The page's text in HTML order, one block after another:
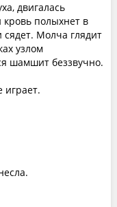
двигалась
кровь полыхнет в
сядет. Молча глядит
узлом
шамшит беззвучно.
играет.